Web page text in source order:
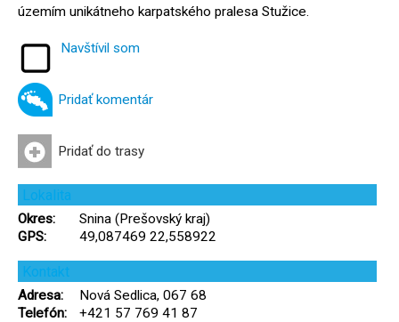
územím unikátneho karpatského pralesa Stužice.
Navštívil som
Pridať komentár
Pridať do trasy
Lokalita
Okres:
Snina (Prešovský kraj)
GPS:
49,087469 22,558922
Kontakt
Adresa:
Nová Sedlica, 067 68
Telefón:
+421 57 769 41 87